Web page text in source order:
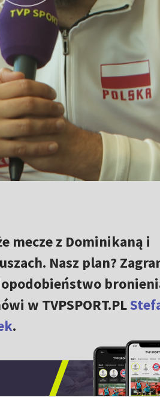
mecze z Dominikaną i
Nasz plan?
w TVPSPORT.PL
.